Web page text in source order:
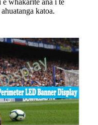
katoa.